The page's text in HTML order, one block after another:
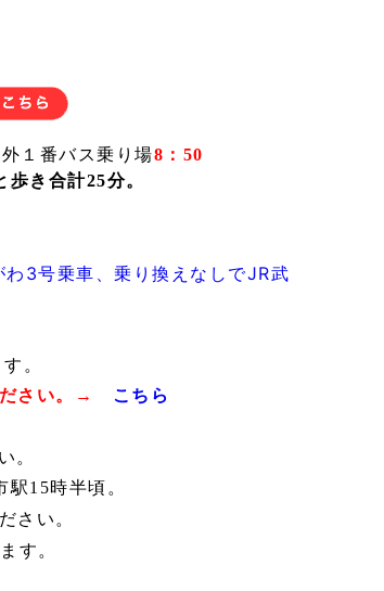
１番バス乗り場8：50
き合計25分。
3号乗車、乗り換えなしでJR武
。
ださい。→ こちら
。
駅15時半頃 。
さい。
す。